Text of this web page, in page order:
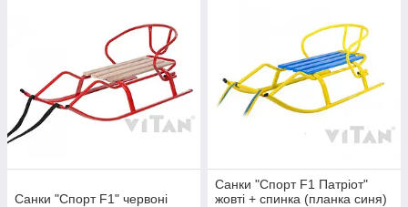
Санки "Спорт F1" червоні
Санки "Спорт F1 Патріот"
жовті + спинка (планка синя)